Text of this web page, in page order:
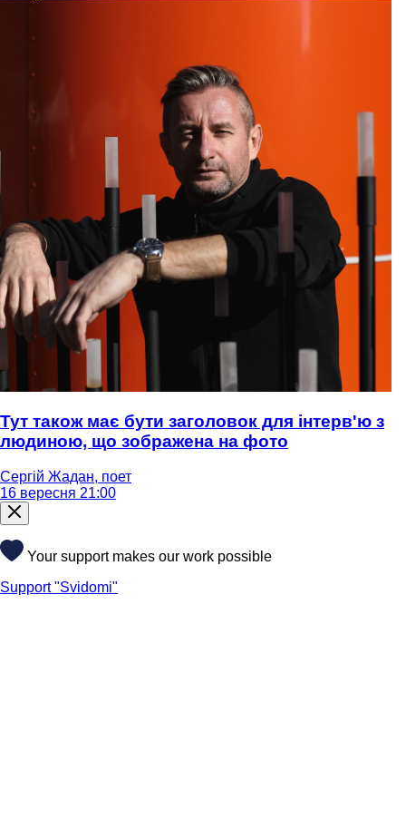
Тут також має бути заголовок для інтерв'ю з
людиною, що зображена на фото
Сергій Жадан, поет
16 вересня 21:00
Your support makes our work possible
Support "Svidomi"